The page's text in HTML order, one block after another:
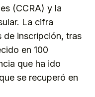
(CCRA) y la
La cifra
de inscripción, tras
en 100
que ha ido
se recuperó en